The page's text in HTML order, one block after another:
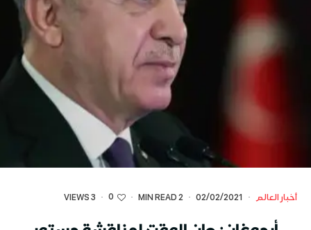
أخبار العالم ·
02/02/2021
·
2 MIN READ
·
0
·
3 VIEWS